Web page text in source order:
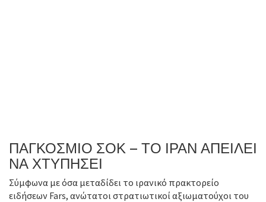
ΠΑΓΚΟΣΜΙΟ ΣΟΚ – ΤΟ ΙΡΑΝ ΑΠΕΙΛΕΙ
ΝΑ ΧΤΥΠΗΣΕΙ
Σύμφωνα με όσα μεταδίδει το ιρανικό πρακτορείο
ειδήσεων Fars, ανώτατοι στρατιωτικοί αξιωματούχοι του